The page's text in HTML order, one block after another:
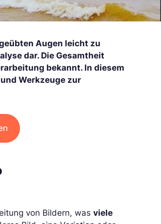
Augen leicht zu
dar. Die Gesamtheit
bekannt. In diesem
Werkzeuge zur
von Bildern, wasviele